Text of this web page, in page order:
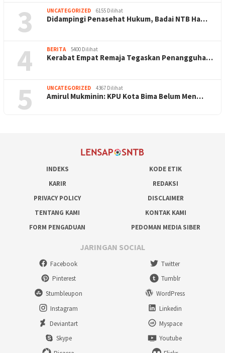
3 UNCATEGORIZED 6155 Dilihat
Didampingi Penasehat Hukum, Badai NTB Ha…
4 BERITA 5400 Dilihat
Kerabat Empat Remaja Tegaskan Penangguha…
5 UNCATEGORIZED 4367 Dilihat
Amirul Mukminin: KPU Kota Bima Belum Men…
INDEKS
KODE ETIK
KARIR
REDAKSI
PRIVACY POLICY
DISCLAIMER
TENTANG KAMI
KONTAK KAMI
FORM PENGADUAN
PEDOMAN MEDIA SIBER
JARINGAN SOCIAL
Facebook
Twitter
Pinterest
Tumblr
Stumbleupon
WordPress
Instagram
Linkedin
Deviantart
Myspace
Skype
Youtube